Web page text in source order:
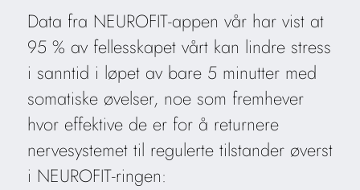
Data fra NEUROFIT-appen vår har vist at
95 % av fellesskapet vårt kan lindre stress
i sanntid i løpet av bare 5 minutter med
somatiske øvelser, noe som fremhever
hvor effektive de er for å returnere
nervesystemet til regulerte tilstander øverst
i NEUROFIT-ringen: